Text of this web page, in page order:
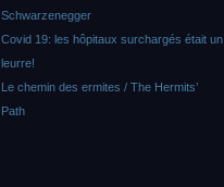
Schwarzenegger
Covid 19: les hôpitaux surchargés était un
leurre!
Le chemin des ermites / The Hermits’
Path